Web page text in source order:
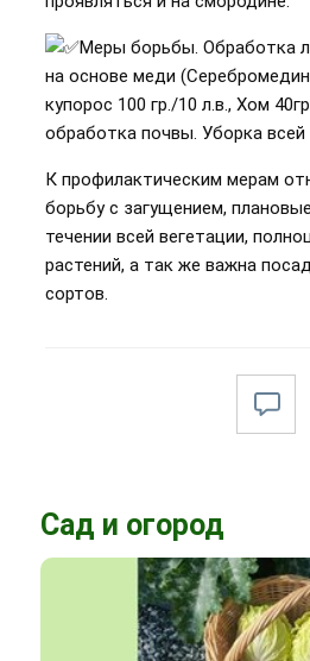
Меры борьбы. Обработка
на основе меди
купорос 100 гр./10 л.в., Хом
обработка почвы. Уборка всей
К профилактическим мерам
борьбу с загущением,
течении всей вегетации,
растений, а так же важна
сортов.
Сад и огород